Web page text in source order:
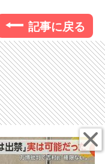
記事に戻る